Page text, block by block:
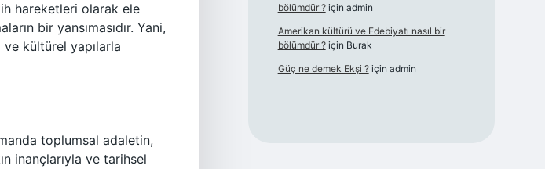
hareketleri olarak ele
bir yansımasıdır. Yani,
ve kültürel yapılarla
toplumsal adaletin,
inançlarıyla ve tarihsel
bölümdür ?için admin
Amerikan kültürü ve Edebiyatı nasıl bir
bölümdür ?için Burak
Güç ne demek Ekşi ?için admin